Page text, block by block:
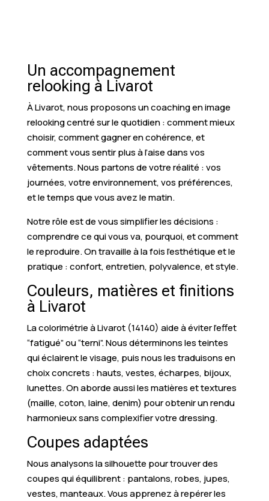
Un accompagnement
relooking à Livarot
À Livarot, nous proposons un coaching en image
relooking centré sur le quotidien : comment mieux
choisir, comment gagner en cohérence, et
comment vous sentir plus à l’aise dans vos
vêtements. Nous partons de votre réalité : vos
journées, votre environnement, vos préférences,
et le temps que vous avez le matin.
Notre rôle est de vous simplifier les décisions :
comprendre ce qui vous va, pourquoi, et comment
le reproduire. On travaille à la fois l’esthétique et le
pratique : confort, entretien, polyvalence, et style.
Couleurs, matières et finitions
à Livarot
La colorimétrie à Livarot (14140) aide à éviter l’effet
“fatigué” ou “terni”. Nous déterminons les teintes
qui éclairent le visage, puis nous les traduisons en
choix concrets : hauts, vestes, écharpes, bijoux,
lunettes. On aborde aussi les matières et textures
(maille, coton, laine, denim) pour obtenir un rendu
harmonieux sans complexifier votre dressing.
Coupes adaptées
Nous analysons la silhouette pour trouver des
coupes qui équilibrent : pantalons, robes, jupes,
vestes, manteaux. Vous apprenez à repérer les